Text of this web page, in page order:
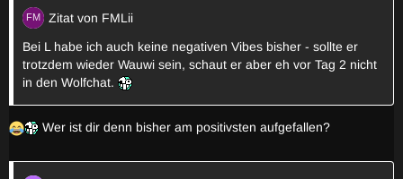
Zitat von FMLii
Bei L habe ich auch keine negativen Vibes bisher - sollte er
trotzdem wieder Wauwi sein, schaut er aber eh vor Tag 2 nicht
in den Wolfchat.
Wer ist dir denn bisher am positivsten aufgefallen?